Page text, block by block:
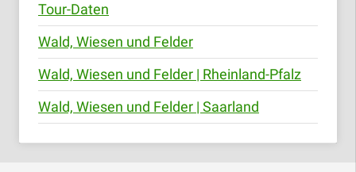
Tour-Daten
Wald, Wiesen und Felder
Wald, Wiesen und Felder | Rheinland-Pfalz
Wald, Wiesen und Felder | Saarland